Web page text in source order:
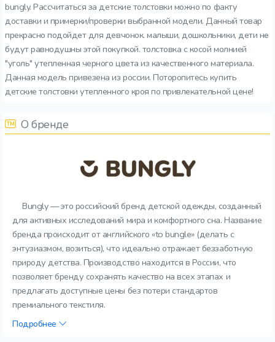
bungly. Рассчитаться за детские толстовки можно по факту
доставки и примерки/проверки выбранной модели. Данный товар
прекрасно подойдет для девчонок. малыши, дошкольники, дети не
будут равнодушны этой покупкой. толстовка с косой молнией
"уголь" утепленная черного цвета из качественного материала.
Данная модель привезена из россии. Поторопитесь купить
детские толстовки утепленного кроя по привлекательной цене!
О бренде
Bungly — это российский бренд детской одежды, созданный
для активных исследований мира и комфортного сна. Название
бренда происходит от английского «to bungle» (делать с
энтузиазмом, возиться), что идеально отражает беззаботную
природу детства. Производство находится в России, что
позволяет бренду сохранять качество на всех этапах и
предлагать доступные цены без потери стандартов
премиального текстиля.
Подробнее